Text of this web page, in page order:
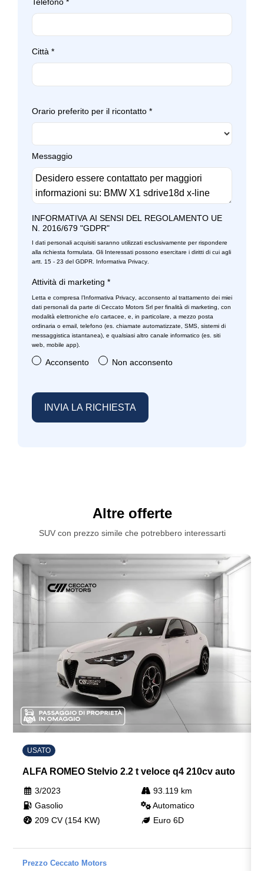
Strumentazione digitale con display
Volante in pelle
Volante regolabile
Portellone bagagliaio elettrico
Protezione antincastro visiva anteriore e posteriore in pearl
chrome
Radio digitale dab
Regolatore di velocità - cruise control
Sedili anteriori regolabili
Sedili posteriori regolabili
Servosterzo
Sistema di chiamata d'emergenza
Sistema di frenata anti collisione
Sistema di riconoscimento stanchezza guidatore
Sospensioni regolabili
Specchietti retrovisori colorati
Start & stop
Volante regolabile
Telefono *
Città *
Orario preferito per il ricontatto *
Messaggio
INFORMATIVA AI SENSI DEL REGOLAMENTO UE
N. 2016/679 "GDPR"
I dati personali acquisiti saranno utilizzati esclusivamente per rispondere
alla richiesta formulata. Gli Interessati possono esercitare i diritti di cui agli
artt. 15 - 23 del GDPR.
Informativa Privacy.
Attività di marketing *
Letta e compresa l’ Informativa Privacy, acconsento al trattamento dei miei
dati personali da parte di Ceccato Motors Srl per finalità di marketing, con
modalità elettroniche e/o cartacee, e, in particolare, a mezzo posta
ordinaria o email, telefono (es. chiamate automatizzate, SMS, sistemi di
messaggistica istantanea), e qualsiasi altro canale informatico (es. siti
web, mobile app).
Acconsento Non acconsento
Altre offerte
SUV con prezzo simile che potrebbero interessarti
USATO
ALFA ROMEO Stelvio 2.2 t veloce q4 210cv auto
3/2023
93.119 km
Gasolio
Automatico
209 CV (154 KW)
Euro 6D
Prezzo Ceccato Motors